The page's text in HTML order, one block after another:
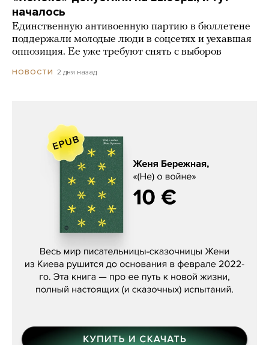
началось
Единственную антивоенную партию в бюллетене
поддержали молодые люди в соцсетях и уехавшая
оппозиция. Ее уже требуют снять с выборов
НОВОСТИ 2 дня назад
Женя Бережная, «(Не) о войне»